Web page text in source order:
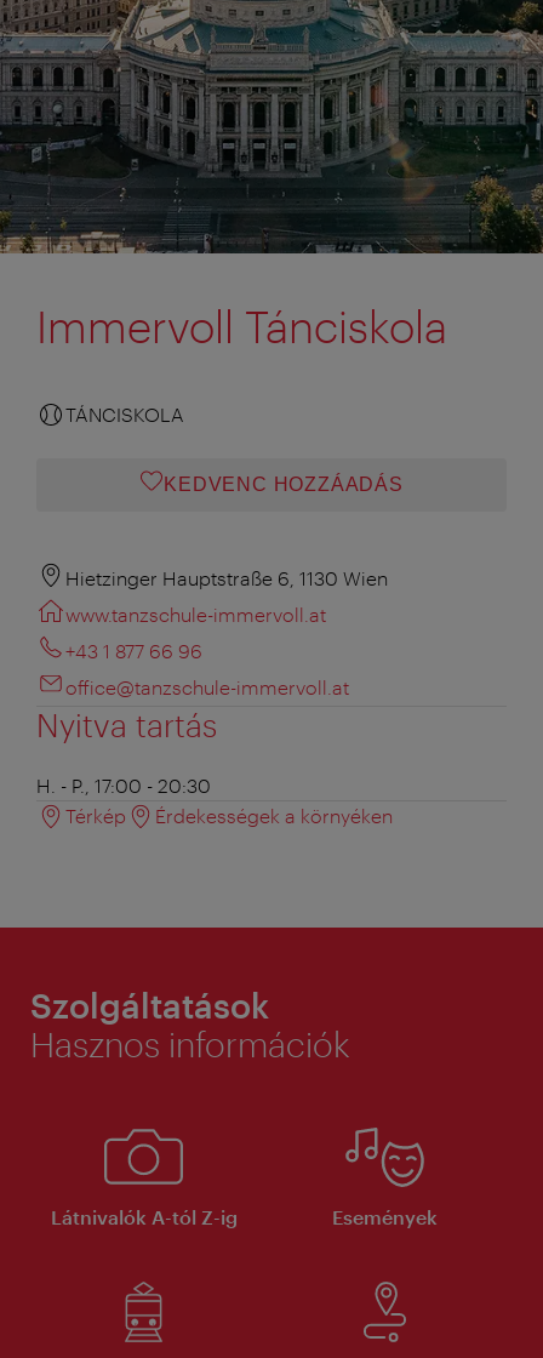
Immervoll Tánciskola
TÁNCISKOLA
KEDVENC HOZZÁADÁS
Hietzinger Hauptstraße 6, 1130 Wien
www.tanzschule-immervoll.at
+43 1 877 66 96
office@tanzschule-immervoll.at
Nyitva tartás
H. - P., 17:00 - 20:30
Térkép
Érdekességek a környéken
Szolgáltatások
Hasznos információk
Látnivalók A-tól Z-ig Események